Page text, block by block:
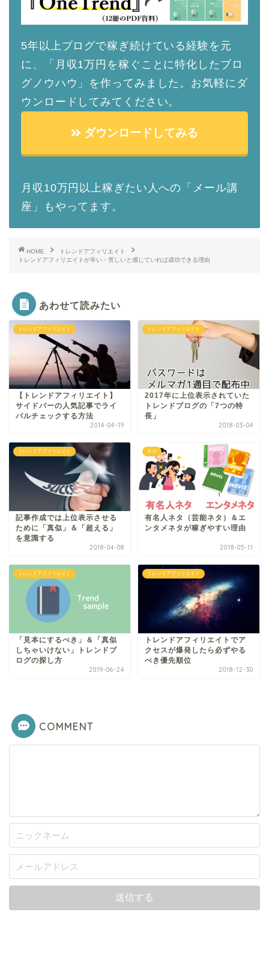
5年以上ブログで稼ぎ続けている経験を元
に、「月収1万円を稼ぐことに特化したブロ
グノウハウ」を作ってみました。お気軽にダ
ウンロードしてみてください。
ダウンロードしてみる
月収10万円以上稼ぎたい人への「メール講
座」もやってます。
HOME
トレンドアフィリエイト
トレンドアフィリエイトが辛い・苦しいと感じていれば成功できる理由
あわせて読みたい
トレンドアフィリエイト
【トレンドアフィリエイト】
サイドバーの人気記事でライ
バルチェックする方法
2014-04-19
トレンドアフィリエイト
2017年に上位表示されていた
トレンドブログの「7つの特
長」
2018-03-04
トレンドアフィリエイト
記事作成では上位表示させる
ために「真似」＆「超える」
を意識する
2018-04-08
ネタ
有名人ネタ（芸能ネタ）＆エ
ンタメネタが稼ぎやすい理由
2018-05-11
トレンドアフィリエイト
「見本にするべき」＆「真似
しちゃいけない」トレンドブ
ログの探し方
2019-06-24
トレンドアフィリエイト
トレンドアフィリエイトでア
クセスが爆発したら必ずやる
べき優先順位
2018-12-30
COMMENT